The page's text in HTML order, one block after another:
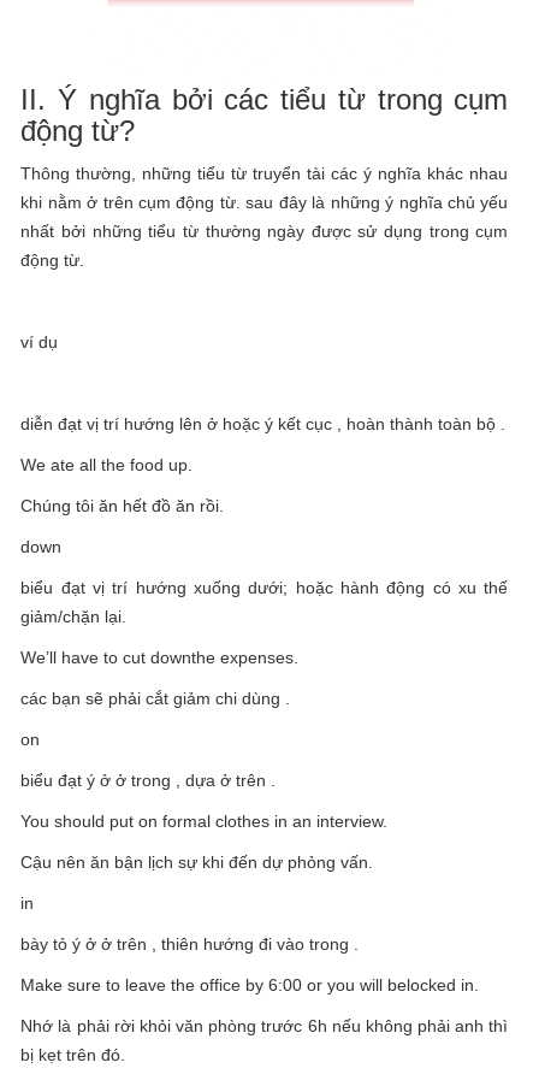
II. Ý nghĩa bởi các tiểu từ trong cụm
động từ?
Thông thường, những tiểu từ truyển tài các ý nghĩa khác nhau
khi nằm ở trên cụm động từ. sau đây là những ý nghĩa chủ yếu
nhất bởi những tiểu từ thường ngày được sử dụng trong cụm
động từ.
ví dụ
diễn đạt vị trí hướng lên ở hoặc ý kết cục , hoàn thành toàn bộ .
We ate all the food up.
Chúng tôi ăn hết đồ ăn rồi.
down
biểu đạt vị trí hướng xuống dưới; hoặc hành động có xu thế
giảm/chặn lại.
We’ll have to cut downthe expenses.
các bạn sẽ phải cắt giảm chi dùng .
on
biểu đạt ý ở ở trong , dựa ở trên .
You should put on formal clothes in an interview.
Cậu nên ăn bận lịch sự khi đến dự phỏng vấn.
in
bày tỏ ý ở ở trên , thiên hướng đi vào trong .
Make sure to leave the office by 6:00 or you will belocked in.
Nhớ là phải rời khỏi văn phòng trước 6h nếu không phải anh thì
bị kẹt trên đó.